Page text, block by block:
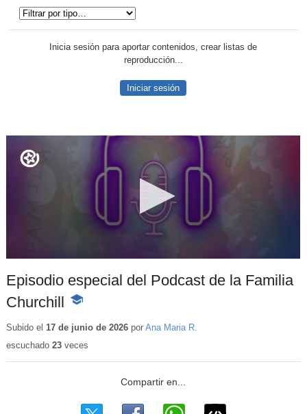
Inicia sesión para aportar contenidos, crear listas de
reproducción...
Iniciar sesión
Episodio especial del Podcast de la Familia
Churchill
-
educativo
Subido el 17 de junio de 2026por Ana Maria R.
escuchado 23veces